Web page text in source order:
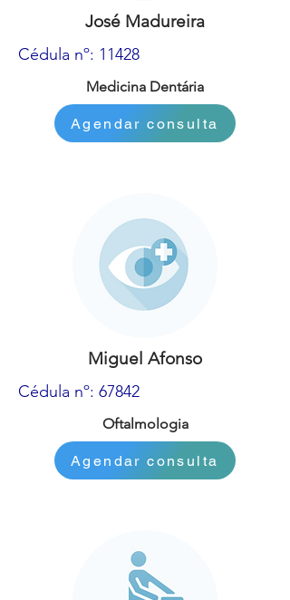
José Madureira
Cédula nº: 11428
Medicina Dentária
Agendar consulta
Miguel Afonso
Cédula nº: 67842
Oftalmologia
Agendar consulta